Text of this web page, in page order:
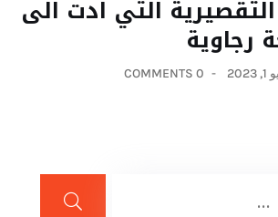
التي ادت الى
رجاوية
0 COMMENTS